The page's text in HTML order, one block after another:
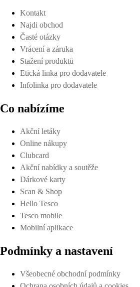
Kontakt
Najdi obchod
Časté otázky
Vrácení a záruka
Stažení produktů
Etická linka pro dodavatele
Infolinka pro dodavatele
Co nabízíme
Akční letáky
Online nákupy
Clubcard
Akční nabídky a soutěže
Dárkové karty
Scan & Shop
Hello Tesco
Tesco mobile
Mobilní aplikace
Podmínky a nastavení
Všeobecné obchodní podmínky